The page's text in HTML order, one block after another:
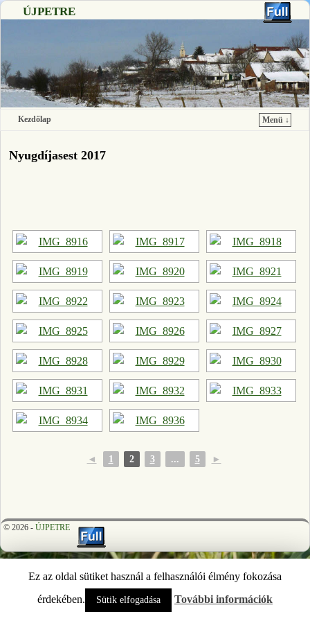
ÚJPETRE
Kezdőlap
Menü ↓
Nyugdíjasest 2017
◄ 1 2 3 ... 5 ►
© 2026 - ÚJPETRE
Ez az oldal sütiket használ a felhasználói élmény fokozása
érdekében.
Sütik elfogadása További információk